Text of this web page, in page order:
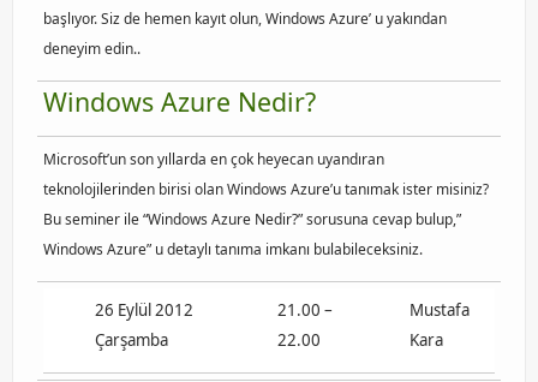
başlıyor. Siz de hemen kayıt olun, Windows Azure’ u yakından
deneyim edin..
Windows Azure Nedir?
Microsoft’un son yıllarda en çok heyecan uyandıran
teknolojilerinden birisi olan Windows Azure’u tanımak ister misiniz?
Bu seminer ile “Windows Azure Nedir?” sorusuna cevap bulup,”
Windows Azure” u detaylı tanıma imkanı bulabileceksiniz.
26 Eylül 2012
Çarşamba
21.00 –
22.00
Mustafa
Kara